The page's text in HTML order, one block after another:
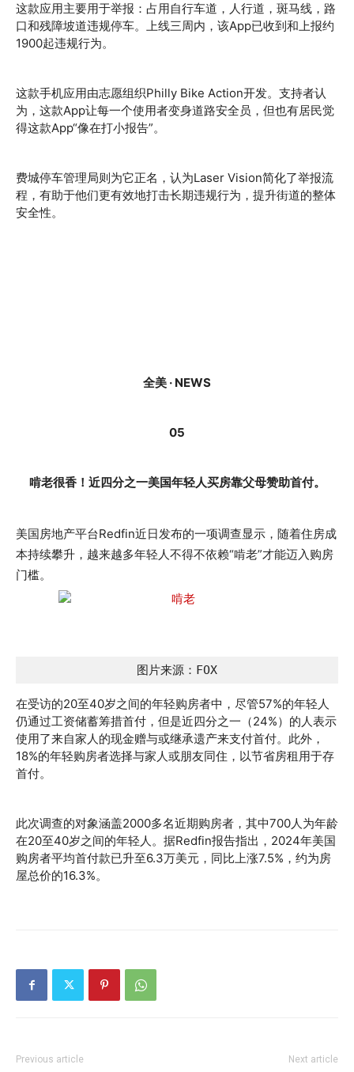
这款应用主要用于举报：占用自行车道，人行道，斑马线，路
口和残障坡道违规停车。上线三周内，该App已收到和上报约
1900起违规行为。
这款手机应用由志愿组织Philly Bike Action开发。支持者认
为，这款App让每一个使用者变身道路安全员，但也有居民觉
得这款App“像在打小报告”。
费城停车管理局则为它正名，认为Laser Vision简化了举报流
程，有助于他们更有效地打击长期违规行为，提升街道的整体
安全性。
全美 · NEWS
05
啃老很香！近四分之一美国年轻人买房靠父母赞助首付。
美国房地产平台Redfin近日发布的一项调查显示，随着住房成
本持续攀升，越来越多年轻人不得不依赖“啃老”才能迈入购房
门槛。
图片来源：FOX
在受访的20至40岁之间的年轻购房者中，尽管57%的年轻人
仍通过工资储蓄筹措首付，但是近四分之一（24%）的人表示
使用了来自家人的现金赠与或继承遗产来支付首付。此外，
18%的年轻购房者选择与家人或朋友同住，以节省房租用于存
首付。
此次调查的对象涵盖2000多名近期购房者，其中700人为年龄
在20至40岁之间的年轻人。据Redfin报告指出，2024年美国
购房者平均首付款已升至6.3万美元，同比上涨7.5%，约为房
屋总价的16.3%。
Previous article Next article